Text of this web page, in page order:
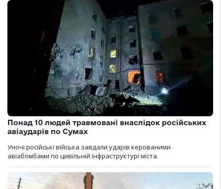
Понад 10 людей травмовані внаслідок російських
авіаударів по Сумах
Уночі російські війська завдали ударів керованими
авіабомбами по цивільній інфраструктурі міста.